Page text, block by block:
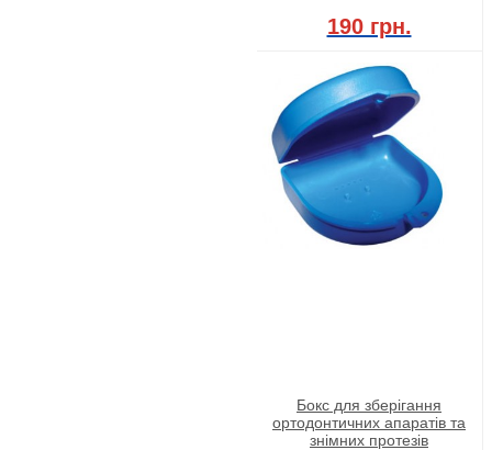
190 грн.
Бокс для зберігання
ортодонтичних апаратів та
знімних протезів